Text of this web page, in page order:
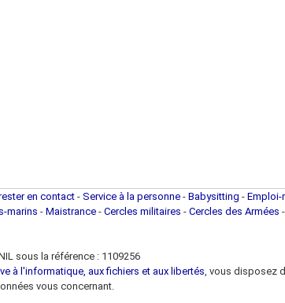
en contact - Service à la personne - Babysitting - Emploi-
marins - Maistrance - Cercles militaires - Cercles des Armées -
sous la référence : 1109256
à l'informatique, aux fichiers et aux libertés, vous disposez
vous concernant.